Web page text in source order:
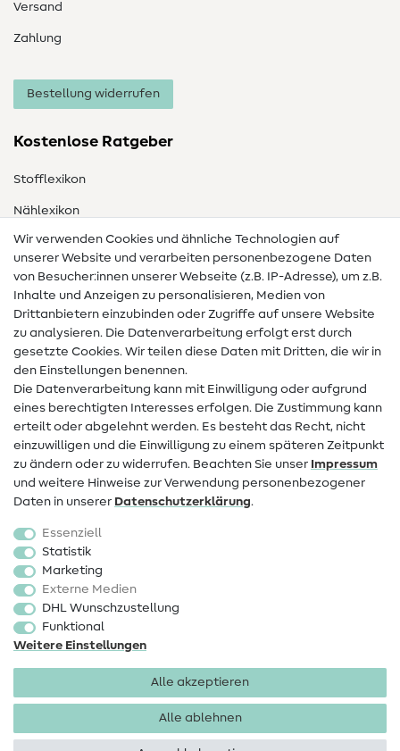
Versand
Zahlung
Bestellung widerrufen
Kostenlose Ratgeber
Stofflexikon
Nählexikon
Nähanleitungen
Hilfe & Kontakt
Kontakt
Infos zum Betreiberwechsel
Widerrufsrecht
Beliebt
Stoffe
Sale
Schnittmuster
Wir verwenden Cookies und ähnliche Technologien auf
unserer Website und verarbeiten personenbezogene Daten
von Besucher:innen unserer Webseite (z.B. IP-Adresse), um z.B.
Inhalte und Anzeigen zu personalisieren, Medien von
Drittanbietern einzubinden oder Zugriffe auf unsere Website
zu analysieren. Die Datenverarbeitung erfolgt erst durch
gesetzte Cookies. Wir teilen diese Daten mit Dritten, die wir in
den Einstellungen benennen.
Die Datenverarbeitung kann mit Einwilligung oder aufgrund
eines berechtigten Interesses erfolgen. Die Zustimmung kann
erteilt oder abgelehnt werden. Es besteht das Recht, nicht
einzuwilligen und die Einwilligung zu einem späteren Zeitpunkt
zu ändern oder zu widerrufen. Beachten Sie unser Impressum
und weitere Hinweise zur Verwendung personenbezogener
Daten in unserer Daten­schutz­erklärung.
Essenziell
Statistik
Marketing
Externe Medien
DHL Wunschzustellung
Funktional
Weitere Einstellungen
Alle akzeptieren
Alle ablehnen
Impressum Datenschutz
AGB